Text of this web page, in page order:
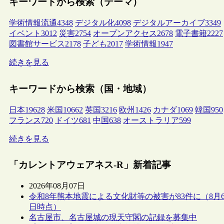
学術情報流通4348 デジタル化4098 デジタルアーカイブ3349
イベント 3012 災害2754 オープンアクセス2678 電子書籍2227
図書館サービス2178 子ども2017 学術情報1947
続きを見る
キーワードから検索（国・地域）
日本19628 米国 10662 英国3216 欧州 1426 カナダ1069 韓国950
フランス720 ドイツ681 中国638 オーストラリア599
続きを見る
「カレントアウェアネス-R」新着記事
2026年08月07日
令和8年熊本地震による文化財等の被害が83件に（8月
日時点）
名古屋市、名古屋城の現天守閣の記録を募集中